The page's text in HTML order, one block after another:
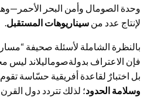
وحدة الصومال وأمن البحر
لإنتاج عدد من سيناريوهات المستقبل.
بالنظرة الشاملة لأسئلة صحيفة
فإن الاعتراف بدولةصوماليلاند ليس
بل اختبارٌ لقاعدة أفريقية حسّاسة
وسلامة الحدود؛ لذلك تتردد دول